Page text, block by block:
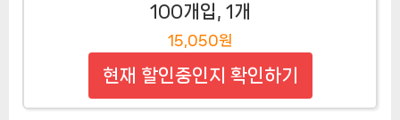
100개입, 1개
15,050원
현재 할인중인지 확인하기